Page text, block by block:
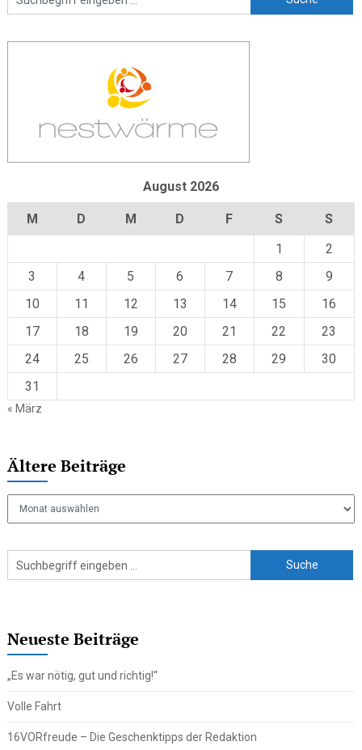
August 2026
M D M D F S
S
1
2
3
4 5 6 7 8
9
10
11 12 13 14 15
16
17
18 19 20 21 22
23
24
25 26 27 28 29
30
31
« März
Ältere Beiträge
Ältere
Neueste Beiträge
„Es war nötig, gut und richtig!“
Volle Fahrt
16VORfreude – Die Geschenktipps der Redaktion